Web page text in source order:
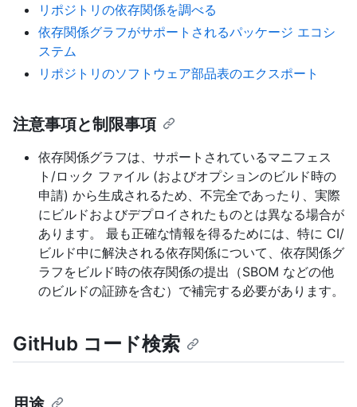
リポジトリの依存関係を調べる
依存関係グラフがサポートされるパッケージ エコシ
ステム
リポジトリのソフトウェア部品表のエクスポート
注意事項と制限事項
依存関係グラフは、サポートされているマニフェス
ト/ロック ファイル (およびオプションのビルド時の
申請) から生成されるため、不完全であったり、実際
にビルドおよびデプロイされたものとは異なる場合が
あります。 最も正確な情報を得るためには、特に CI/
ビルド中に解決される依存関係について、依存関係グ
ラフをビルド時の依存関係の提出（SBOM などの他
のビルドの証跡を含む）で補完する必要があります。
GitHub コード検索